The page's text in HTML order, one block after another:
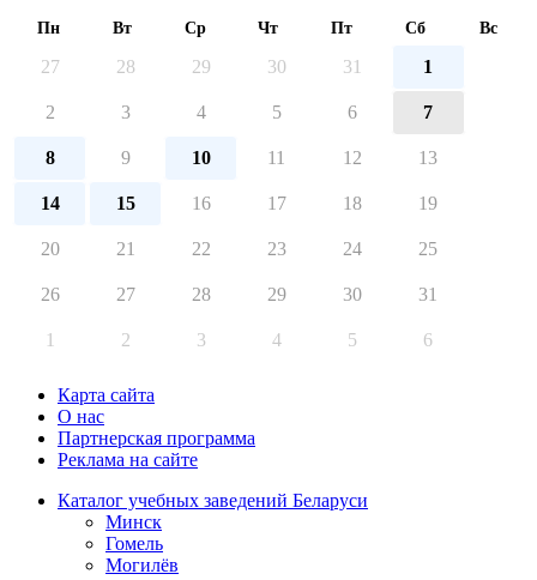
14.08.2026
Минск
День открытых дверей в IT ШАГ
15.08.2026
конференция 15 августа в 12.00
15.08.2026
Пн Вт Ср Чт Пт Сб Вс
27 28 29 30 31 1
2 3 4 5 6 7
8 9 10 11 12 13
14 15 16 17 18 19
20 21 22 23 24 25
26 27 28 29 30 31
1 2 3 4 5 6
Карта сайта
О нас
Партнерская программа
Реклама на сайте
Каталог учебных заведений Беларуси
Минск
Гомель
Могилёв